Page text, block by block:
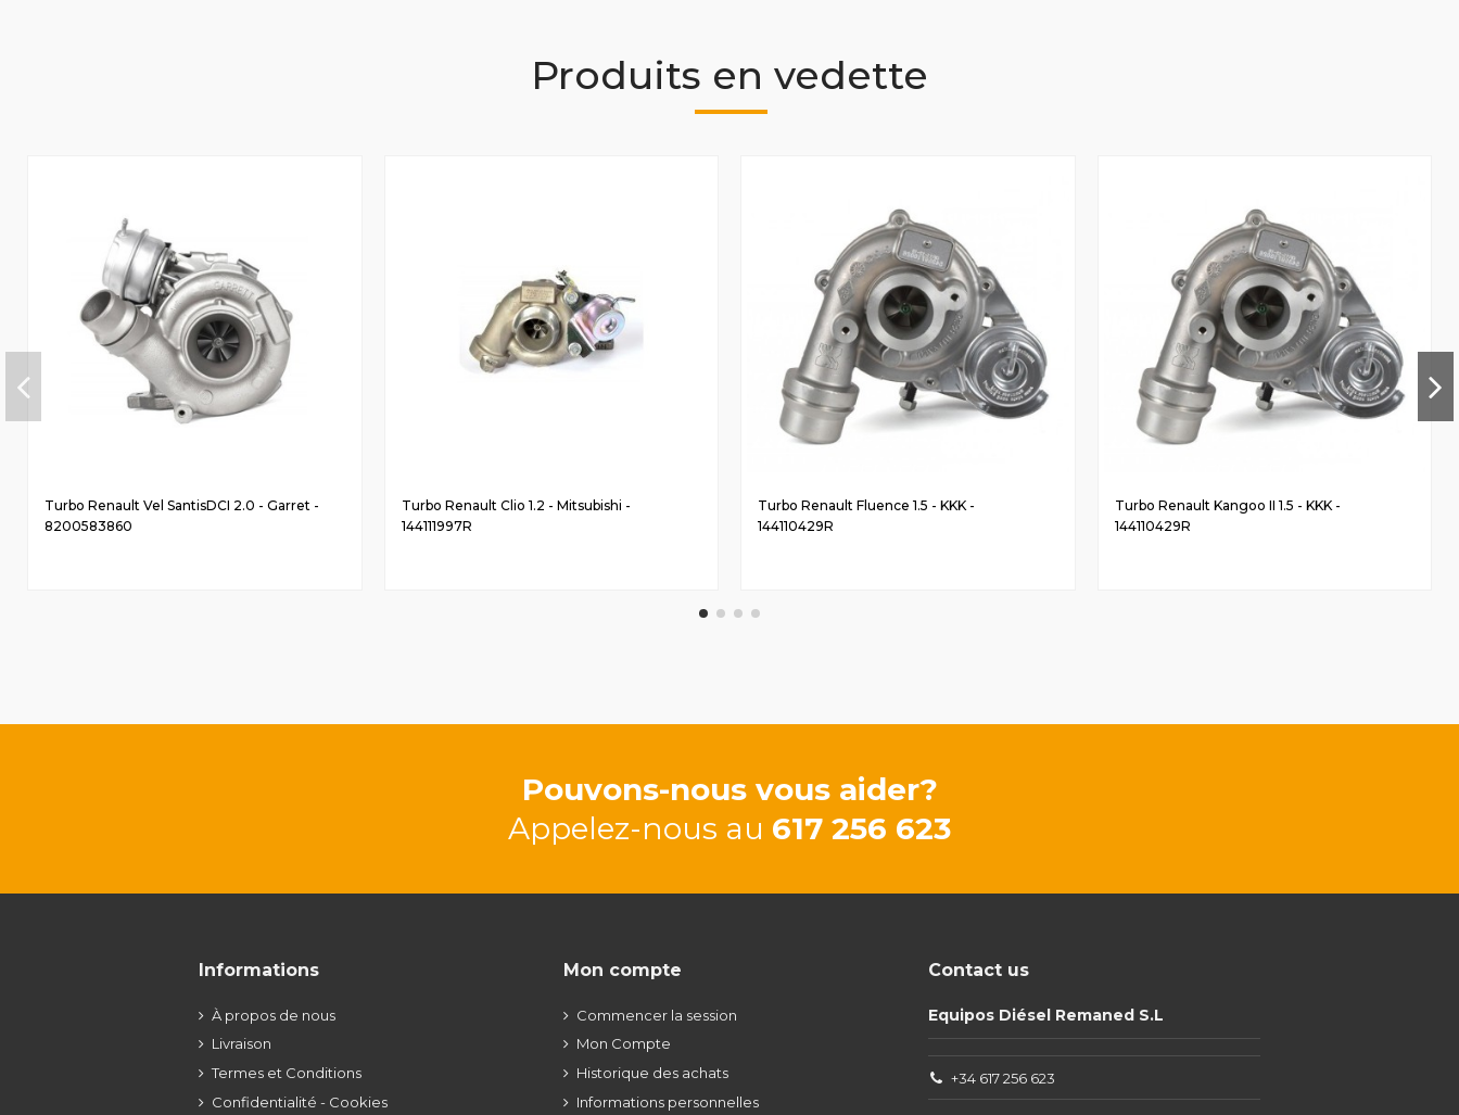
Produits en vedette
Turbo Renault Vel SantisDCI 2.0 - Garret -
8200583860
Turbo Renault Clio 1.2 - Mitsubishi -
144111997R
Turbo Renault Fluence 1.5 - KKK -
144110429R
Turbo Renault Kangoo II 1.5 - KKK -
144110429R
Pouvons-nous vous aider?
Appelez-nous au 617 256 623
Informations
À propos de nous
Livraison
Termes et Conditions
Confidentialité - Cookies
Mon compte
Commencer la session
Mon Compte
Historique des achats
Informations personnelles
Contact us
Equipos Diésel Remaned S.L
+34 617 256 623